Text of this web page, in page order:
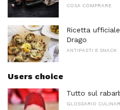
COSA COMPRARE
Ricetta
Drago
ANTIPASTI E SNACK
Users choice
Tutto sul
GLOSSARIO